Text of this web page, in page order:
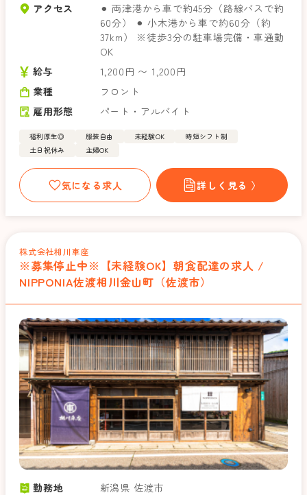
アクセス
⚫︎ 両津港から車で約45分（路線バスで約
60分） ⚫︎ 小木港から車で約60分（約
37km） ※徒歩3分の駐車場完備・車通勤
OK
給与
1,200円 〜 1,200円
業種
フロント
雇用形態
パート・アルバイト
福利厚生◎ 服装自由 未経験OK
時短シフト制
土日祝休み
主婦OK
気になる求人 詳しく見る 〉
株式会社相川車座
※募集停止中※【未経験OK】朝食配達の求人 /
NIPPONIA佐渡相川金山町（佐渡市）
勤務地
新潟県 佐渡市